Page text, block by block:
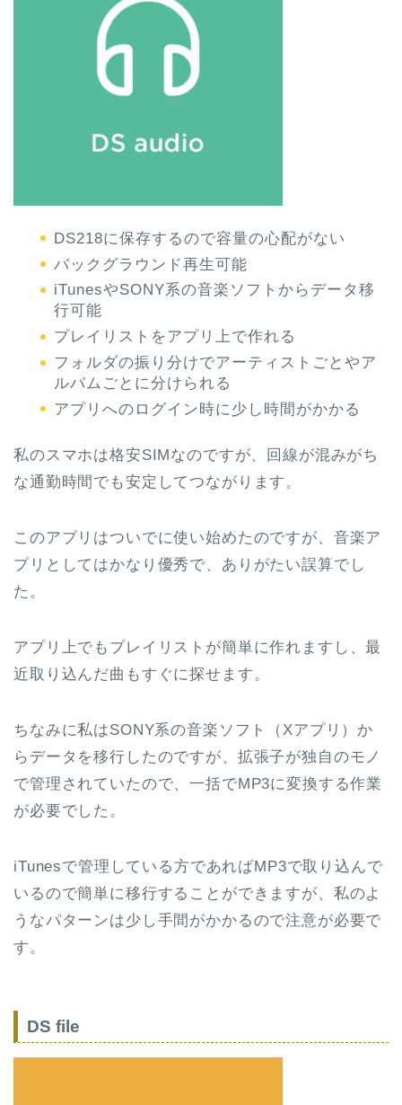
DS218に保存するので容量の心配がない
バックグラウンド再生可能
iTunesやSONY系の音楽ソフトからデータ移
行可能
プレイリストをアプリ上で作れる
フォルダの振り分けでアーティストごとやア
ルバムごとに分けられる
アプリへのログイン時に少し時間がかかる
私のスマホは格安SIMなのですが、回線が混みがち
な通勤時間でも安定してつながります。
このアプリはついでに使い始めたのですが、音楽ア
プリとしてはかなり優秀で、ありがたい誤算でし
た。
アプリ上でもプレイリストが簡単に作れますし、最
近取り込んだ曲もすぐに探せます。
ちなみに私はSONY系の音楽ソフト（Xアプリ）か
らデータを移行したのですが、拡張子が独自のモノ
で管理されていたので、一括でMP3に変換する作業
が必要でした。
iTunesで管理している方であればMP3で取り込んで
いるので簡単に移行することができますが、私のよ
うなパターンは少し手間がかかるので注意が必要で
す。
DS file